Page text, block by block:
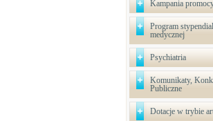
Kampania
Program
medycznej
Psychiatria
Komunikaty,
Publiczne
Dotacje w trybie